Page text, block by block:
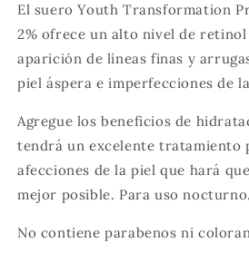
El suero Youth Transformation
2% ofrece un alto nivel de
aparición de líneas finas y
piel áspera e imperfecciones de
Agregue los beneficios de
tendrá un excelente tratamiento
afecciones de la piel que hará
mejor posible. Para uso nocturno.
No contiene parabenos ni